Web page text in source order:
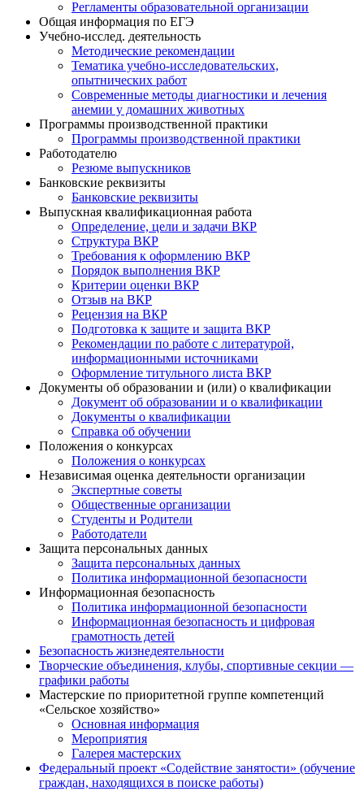
Регламенты образовательной организации
Общая информация по ЕГЭ
Учебно-исслед. деятельность
Методические рекомендации
Тематика учебно-исследовательских,
опытнических работ
Современные методы диагностики и лечения
анемии у домашних животных
Программы производственной практики
Программы производственной практики
Работодателю
Резюме выпускников
Банковские реквизиты
Банковские реквизиты
Выпускная квалификационная работа
Определение, цели и задачи ВКР
Структура ВКР
Требования к оформлению ВКР
Порядок выполнения ВКР
Критерии оценки ВКР
Отзыв на ВКР
Рецензия на ВКР
Подготовка к защите и защита ВКР
Рекомендации по работе с литературой,
информационными источниками
Оформление титульного листа ВКР
Документы об образовании и (или) о квалификации
Документ об образовании и о квалификации
Документы о квалификации
Справка об обучении
Положения о конкурсах
Положения о конкурсах
Независимая оценка деятельности организации
Экспертные советы
Общественные организации
Студенты и Родители
Работодатели
Защита персональных данных
Защита персональных данных
Политика информационной безопасности
Информационная безопасность
Политика информационной безопасности
Информационная безопасность и цифровая
грамотность детей
Безопасность жизнедеятельности
Творческие объединения, клубы, спортивные секции —
графики работы
Мастерские по приоритетной группе компетенций
«Сельское хозяйство»
Основная информация
Мероприятия
Галерея мастерских
Федеральный проект «Содействие занятости» (обучение
граждан, находящихся в поиске работы)